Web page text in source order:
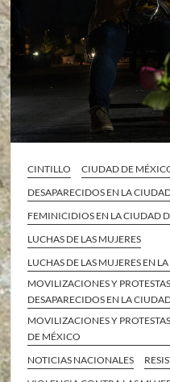
CINTILLO CIUDAD DE
DESAPARECIDOS EN LA
FEMINICIDIOS EN LA CIUDAD
LUCHAS DE LAS MUJERES
LUCHAS DE LAS MUJERES EN
MOVILIZACIONES Y
DESAPARECIDOS EN LA
MOVILIZACIONES Y
DE MÉXICO
NOTICIAS NACIONALES